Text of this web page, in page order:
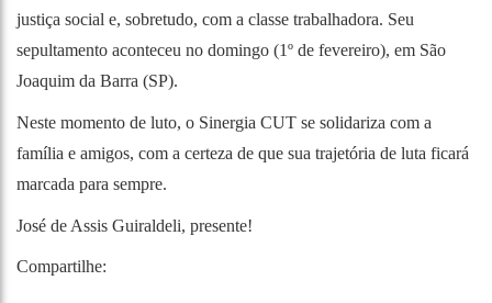
justiça social e, sobretudo, com a classe trabalhadora. Seu
sepultamento aconteceu no domingo (1º de fevereiro), em São
Joaquim da Barra (SP).
Neste momento de luto, o Sinergia CUT se solidariza com a
família e amigos, com a certeza de que sua trajetória de luta ficará
marcada para sempre.
José de Assis Guiraldeli, presente!
Compartilhe: